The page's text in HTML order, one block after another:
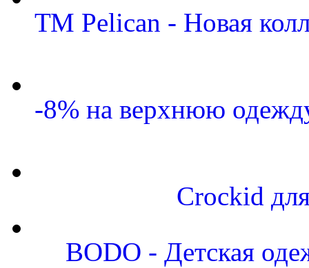
ТМ Pelican - Новая
-8% на верхнюю
Crockid
BODO - Детская